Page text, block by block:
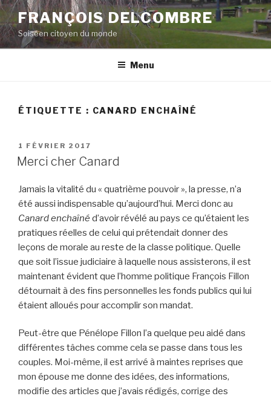
Aller
au
contenu
principal
FRANÇOIS DELCOMBRE
Soiséen citoyen du monde
Menu
ÉTIQUETTE : CANARD ENCHAÎNÉ
PUBLIÉ
LE
1 FÉVRIER 2017
Merci cher Canard
Jamais la vitalité du « quatrième pouvoir », la presse, n’a
été aussi indispensable qu’aujourd’hui. Merci donc au
Canard enchaîné d’avoir révélé au pays ce qu’étaient les
pratiques réelles de celui qui prétendait donner des
leçons de morale au reste de la classe politique. Quelle
que soit l’issue judiciaire à laquelle nous assisterons, il est
maintenant évident que l’homme politique François Fillon
détournait à des fins personnelles les fonds publics qui lui
étaient alloués pour accomplir son mandat.
Peut-être que Pénélope Fillon l’a quelque peu aidé dans
différentes tâches comme cela se passe dans tous les
couples. Moi-même, il est arrivé à maintes reprises que
mon épouse me donne des idées, des informations,
modifie des articles que j’avais rédigés, corrige des